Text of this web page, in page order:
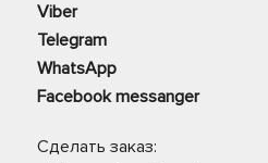
Viber
Telegram
WhatsApp
Facebook messanger
Сделать заказ: